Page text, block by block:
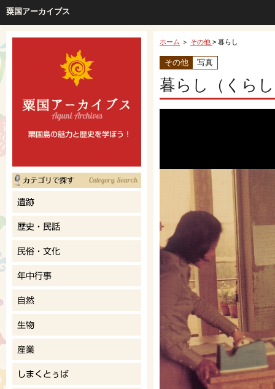
粟国アーカイブス
ホーム ＞ その他 > 暮らし
その他 写真
暮らし（くら